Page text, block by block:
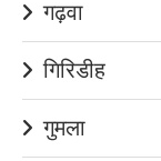
गढ़वा
गिरिडीह
गुमला